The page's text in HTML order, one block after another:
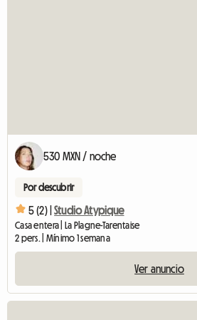
530 MXN / noche
Por descubrir
5 (2) | Studio Atypique
Casa entera | La Plagne-Tarentaise
2 pers. | Mínimo 1 semana
Ver anuncio